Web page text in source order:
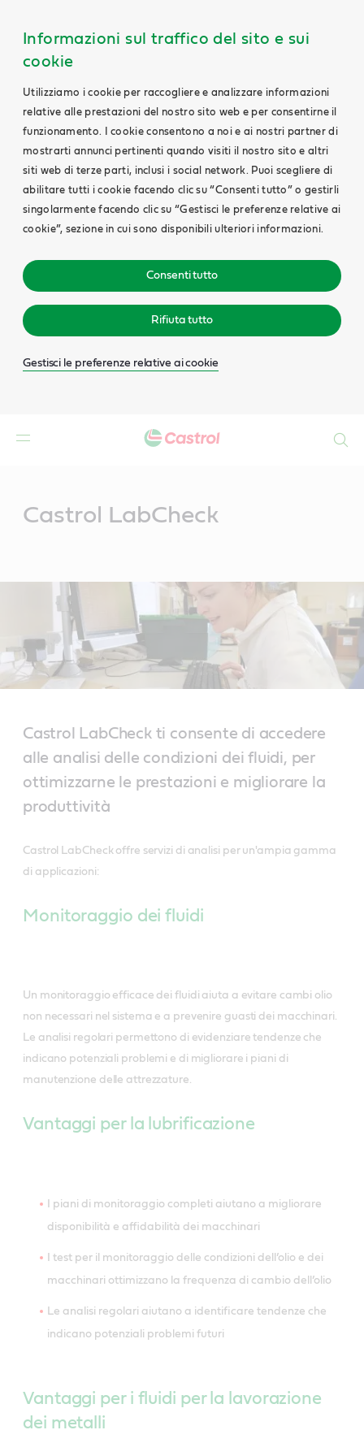
Informazioni sul traffico del sito e sui
cookie
Utilizziamo i cookie per raccogliere e analizzare informazioni
relative alle prestazioni del nostro sito web e per consentirne il
funzionamento. I cookie consentono a noi e ai nostri partner di
mostrarti annunci pertinenti quando visiti il nostro sito e altri
siti web di terze parti, inclusi i social network. Puoi scegliere di
abilitare tutti i cookie facendo clic su “Consenti tutto” o gestirli
singolarmente facendo clic su “Gestisci le preferenze relative ai
cookie”, sezione in cui sono disponibili ulteriori informazioni.
Consenti tutto
Rifiuta tutto
Gestisci le preferenze relative ai cookie
Castrol LabCheck
Castrol LabCheck ti consente di accedere
alle analisi delle condizioni dei fluidi, per
ottimizzarne le prestazioni e migliorare la
produttività
Castrol LabCheck offre servizi di analisi per un'ampia gamma
di applicazioni:
Monitoraggio dei fluidi
Un monitoraggio efficace dei fluidi aiuta a evitare cambi olio
non necessari nel sistema e a prevenire guasti dei macchinari.
Le analisi regolari permettono di evidenziare tendenze che
indicano potenziali problemi e di migliorare i piani di
manutenzione delle attrezzature.
Vantaggi per la lubrificazione
I piani di monitoraggio completi aiutano a migliorare
disponibilità e affidabilità dei macchinari
I test per il monitoraggio delle condizioni dell’olio e dei
macchinari ottimizzano la frequenza di cambio dell’olio
Le analisi regolari aiutano a identificare tendenze che
indicano potenziali problemi futuri
Vantaggi per i fluidi per la lavorazione
dei metalli